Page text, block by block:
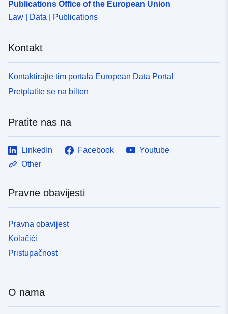
Publications Office of the European Union
Law | Data | Publications
Kontakt
Kontaktirajte tim portala European Data Portal
Pretplatite se na bilten
Pratite nas na
LinkedIn Facebook
Youtube
Other
Pravne obavijesti
Pravna obavijest
Kolačići
Pristupačnost
O nama